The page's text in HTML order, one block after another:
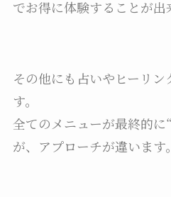
でお得に体験することが出
その他にも占いやヒーリ
す。
全てのメニューが最終的に
が、アプローチが違います。